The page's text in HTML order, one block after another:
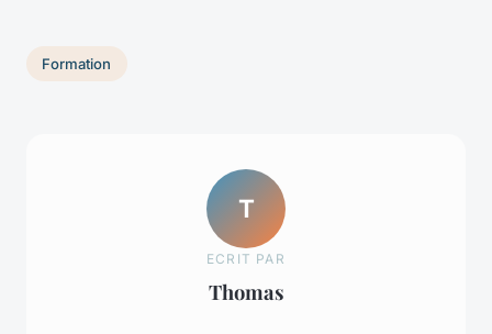
Formation
T
ECRIT PAR
Thomas